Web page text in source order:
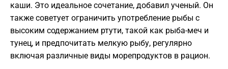
каши. Это идеальное сочетание, добавил ученый. Он
также советует ограничить употребление рыбы с
высоким содержанием ртути, такой как рыба-меч и
тунец, и предпочитать мелкую рыбу, регулярно
включая различные виды морепродуктов в рацион.